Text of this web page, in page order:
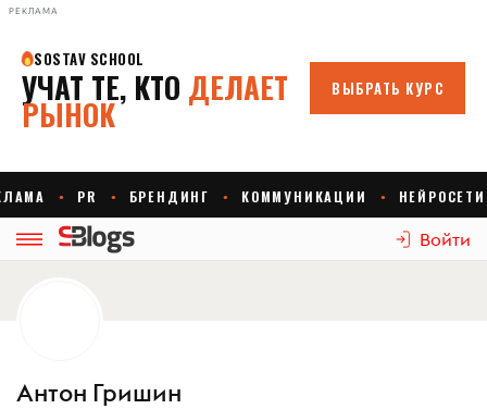
РЕКЛАМА
Войти
Антон Гришин